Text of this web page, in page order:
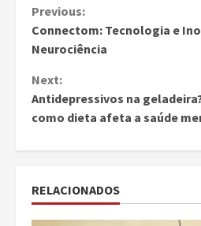
Continue
Reading
Previous:
Connectom: Tecnologia e
Neurociência
Next:
Antidepressivos na
como dieta afeta a saúde
RELACIONADOS